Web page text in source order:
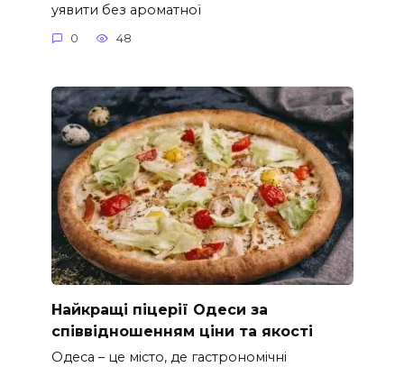
уявити без ароматної
0 48
Найкращі піцерії Одеси за
співвідношенням ціни та якості
Одеса – це місто, де гастрономічні